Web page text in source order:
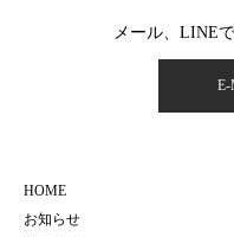
メール、LINE
HOME
お知らせ